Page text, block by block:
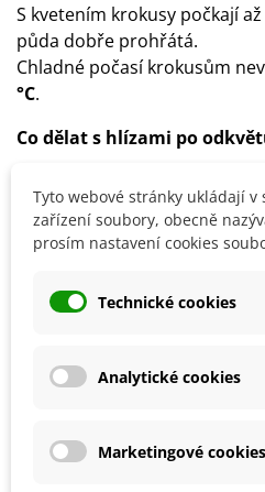
S kvetením krokusy počkají
půda dobře prohřátá.
Chladné počasí krokusům
°C.
Co dělat s hlízami po
nutné hlízy vyndat. Ideální
jakmile se hlízy zatáhnou.
Dobře je očistíme, usušíme a
chladné místnosti.
Na podzimhlízy opět
Detaily produktu
SOUVISEJÍCÍ PRODUKTY
Tyto webové stránky ukládají v
zařízení soubory, obecně
prosím nastavení cookies
Technické cookies
Analytické cookies
Marketingové cookies